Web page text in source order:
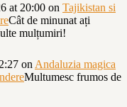
at 20:00 on Tajikistan si
Cât de minunat ați
mulțumiri!
on Andaluzia magica
Multumesc frumos de